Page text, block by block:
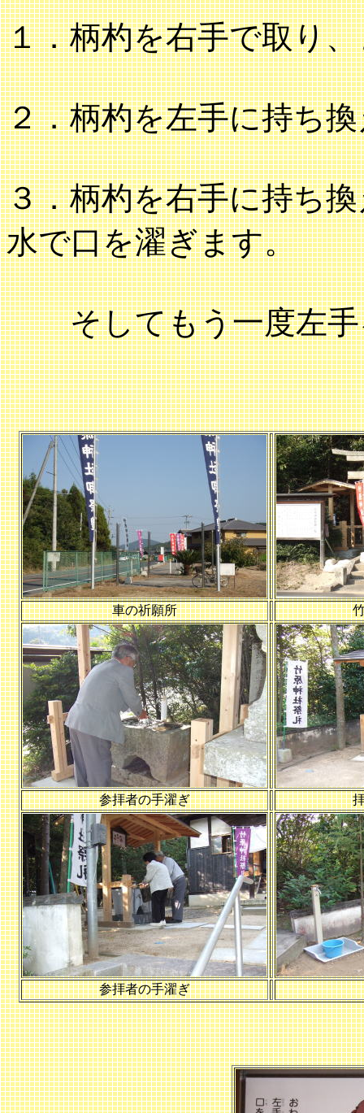
１．柄杓を右手で取り
２．柄杓を左手に持ち
３．柄杓を右手に持ち
水で口を濯ぎます。
そしてもう一度左手
車の祈願所
参拝者の手濯ぎ
参拝者の手濯ぎ